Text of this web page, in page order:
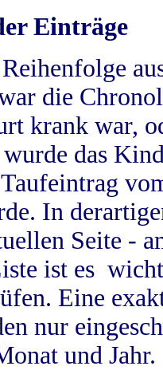
Einträge
die
krank war,
das
Taufeintrag
In
Seite -
ist es
Eine
nur
und Jahr.